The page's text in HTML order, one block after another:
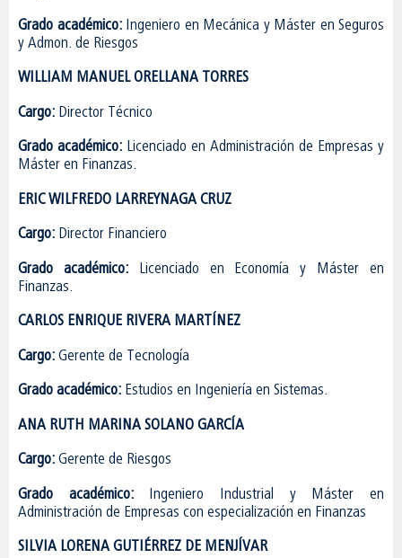
Grado académico:Ingeniero en Mecánica y Máster en Seguros
y Admon. de Riesgos
WILLIAM MANUEL ORELLANA TORRES
Cargo: Director Técnico
Grado académico: Licenciado en Administración de Empresas y
Máster en Finanzas.
ERIC WILFREDO LARREYNAGA CRUZ
Cargo: Director Financiero
Grado académico:Licenciado en Economía y Máster en
Finanzas.
CARLOS ENRIQUE RIVERA MARTÍNEZ
Cargo: Gerente de Tecnología
Grado académico: Estudios en Ingeniería en Sistemas.
ANA RUTH MARINA SOLANO GARCÍA
Cargo: Gerente de Riesgos
Grado académico:Ingeniero Industrial y Máster en
Administración de Empresas con especialización en Finanzas
SILVIA LORENA GUTIÉRREZ DE MENJÍVAR